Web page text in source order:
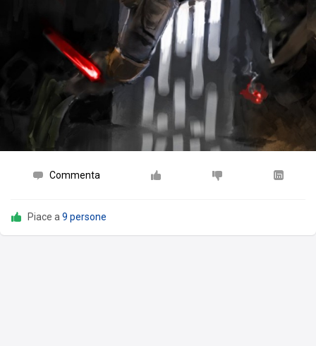
Commenta
Piace a 9 persone